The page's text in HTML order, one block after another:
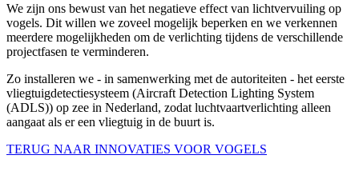
We zijn ons bewust van het negatieve effect van lichtvervuiling op
vogels. Dit willen we zoveel mogelijk beperken en we verkennen
meerdere mogelijkheden om de verlichting tijdens de verschillende
projectfasen te verminderen.
Zo installeren we - in samenwerking met de autoriteiten - het eerste
vliegtuigdetectiesysteem (Aircraft Detection Lighting System
(ADLS)) op zee in Nederland, zodat luchtvaartverlichting alleen
aangaat als er een vliegtuig in de buurt is.
TERUG NAAR INNOVATIES VOOR VOGELS